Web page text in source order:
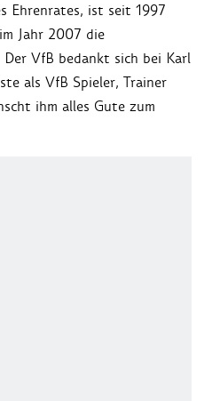
Ehrenrates, ist seit 1997
Jahr 2007 die
VfB bedankt sich bei Karl
als VfB Spieler, Trainer
ihm alles Gute zum